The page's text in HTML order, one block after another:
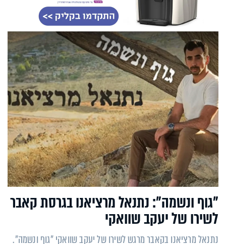
"גוף ונשמה": נתנאל מרציאנו בגרסת קאבר
לשירו של יעקב שוואקי
נתנאל מרציאנו בקאבר מרגש לשירו של יעקב שוואקי "גוף ונשמה".